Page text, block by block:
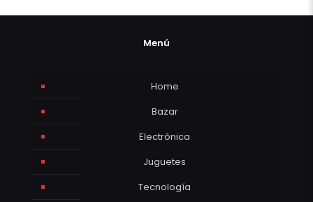
Menú
Home
Bazar
Electrónica
Juguetes
Tecnología